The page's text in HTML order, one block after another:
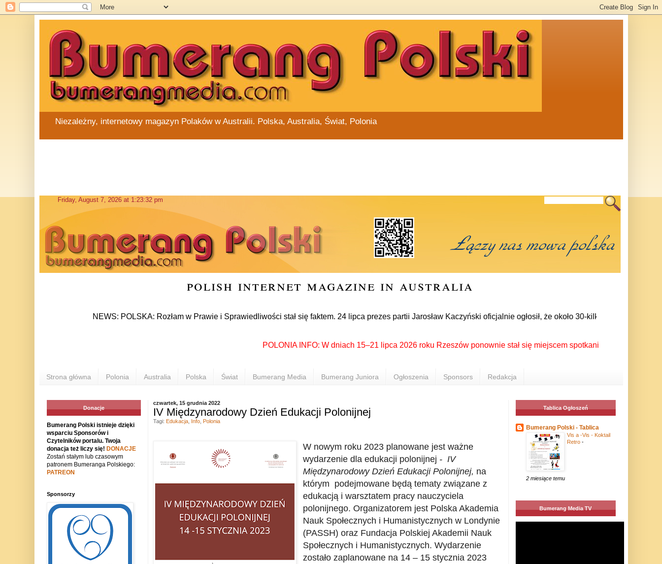
Niezależny, internetowy magazyn Polaków w Australii. Polska, Australia, Świat, Polonia
polish internet magazine in australia
NEWS: POLSKA: Rozłam w Prawie i Sprawiedliwości stał się faktem. 24 lipca prezes partii Jarosław Kaczyński oficjalnie ogłosił, że około 30-kilku posłów
POLONIA INFO: W dniach 15–21 lipca 2026 roku Rzeszów ponownie stał się miejscem spotkania Polonii z
Strona główna Polonia Australia Polska Świat Bumerang Media Bumerang Juniora Ogłoszenia Sponsors Redakcja
czwartek, 15 grudnia 2022
IV Międzynarodowy Dzień Edukacji Polonijnej
W nowym roku 2023 planowane jest ważne
wydarzenie dla edukacji polonijnej - IV
Międzynarodowy Dzień Edukacji Polonijnej, na
którym podejmowane będą tematy związane z
edukacją i warsztatem pracy nauczyciela
polonijnego. Organizatorem jest Polska Akademia
Nauk Społecznych i Humanistycznych w Londynie
(PASSH) oraz Fundacja Polskiej Akademii Nauk
Społecznych i Humanistycznych. Wydarzenie
zostało zaplanowane na 14 – 15 stycznia 2023
Tagi: Edukacja, Info, Polonia
Donacje
Bumerang Polski istnieje dzięki
wsparciu Sponsorów i
Czytelników portalu. Twoja
donacja też liczy się! DONACJE
Zostań stałym lub czasowym
patronem Bumeranga Polskiego:
PATREON
Sponsorzy
Tablica Ogłoszeń
Bumerang Polski - Tablica
Vis a -Vis - Koktail
Retro -
2 miesiące temu
Bumerang Media TV